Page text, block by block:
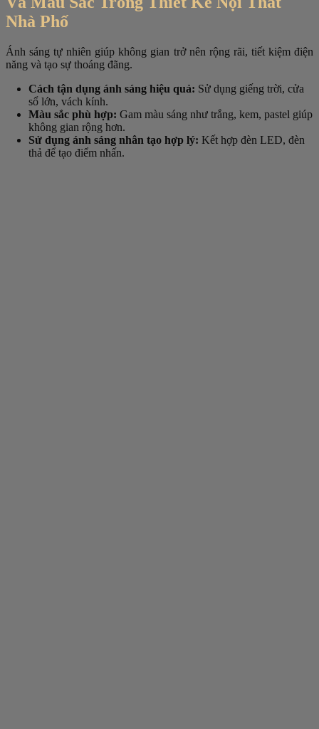
Nhà Phố
Ánh sáng tự nhiên giúp không gian trở nên rộng rãi, tiết kiệm điện
năng và tạo sự thoáng đãng.
Cách tận dụng ánh sáng hiệu quả: Sử dụng giếng trời, cửa
sổ lớn, vách kính.
Màu sắc phù hợp: Gam màu sáng như trắng, kem, pastel giúp
không gian rộng hơn.
Sử dụng ánh sáng nhân tạo hợp lý: Kết hợp đèn LED, đèn
thả để tạo điểm nhấn.